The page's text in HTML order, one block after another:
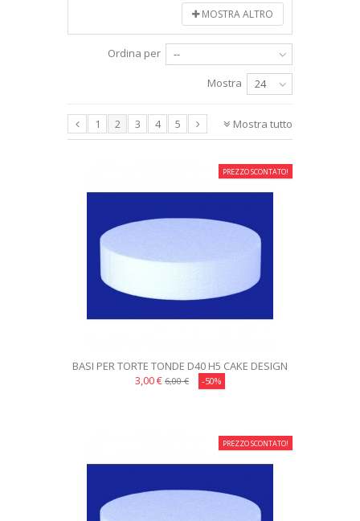
MOSTRA ALTRO
Ordina per
--
Mostra
24
Mostra tutto
1 2 3 4 5
PREZZO SCONTATO!
BASI PER TORTE TONDE D40 H5 CAKE DESIGN
3,00 € 6,00 € -50%
PREZZO SCONTATO!